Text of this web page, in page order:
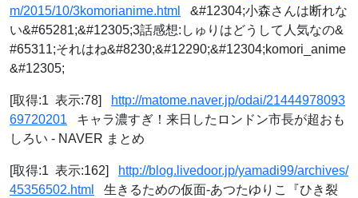
m/2015/10/3komorianime.html
&#12304;小森さんは断れな
い&#65281;&#12305;3話感想:しゅりはどうして人気なの&
#65311;それはね&#8230;&#12290;&#12304;komori_anime
&#12305;
[取得:1 表示:78]
http://matome.naver.jp/odai/21444978093
69720201 キャラ濃すぎ！来日したロンドン市長が超おも
しろい - NAVER まとめ
[取得:1 表示:162]
http://blog.livedoor.jp/yamadi99/archives/
45356502.html
生きるための仮面-あつたゆりこ『ひき裂